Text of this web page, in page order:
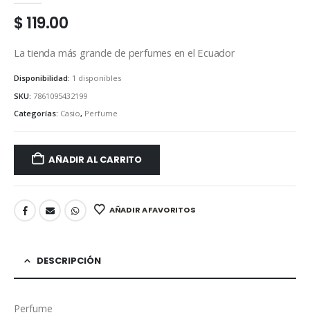
$119.00
La tienda más grande de perfumes en el Ecuador
Disponibilidad: 1 disponibles
SKU: 7861095432199
Categorías: Casio, Perfume
AÑADIR AL CARRITO
AÑADIR A FAVORITOS
DESCRIPCIÓN
Perfume